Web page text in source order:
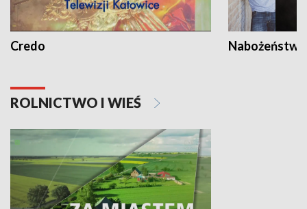
Credo
ROLNICTWO I WIEŚ